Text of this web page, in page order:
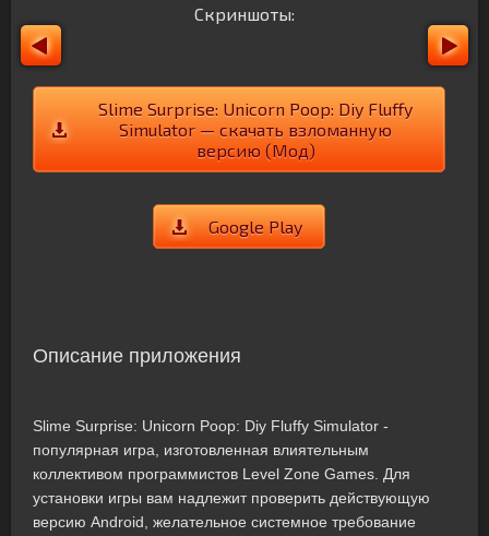
Скриншоты:
Slime Surprise: Unicorn Poop: Diy Fluffy
Simulator — скачать взломанную
версию (Мод)
Google Play
Описание приложения
Slime Surprise: Unicorn Poop: Diy Fluffy Simulator -
популярная игра, изготовленная влиятельным
коллективом программистов Level Zone Games. Для
установки игры вам надлежит проверить действующую
версию Android, желательное системное требование